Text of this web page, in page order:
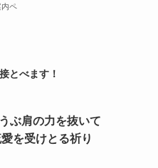
内ペ
とべます！
ぶ肩の力を抜いて
を受けとる祈り